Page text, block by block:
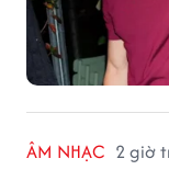
ÂM NHẠC 2 giờ